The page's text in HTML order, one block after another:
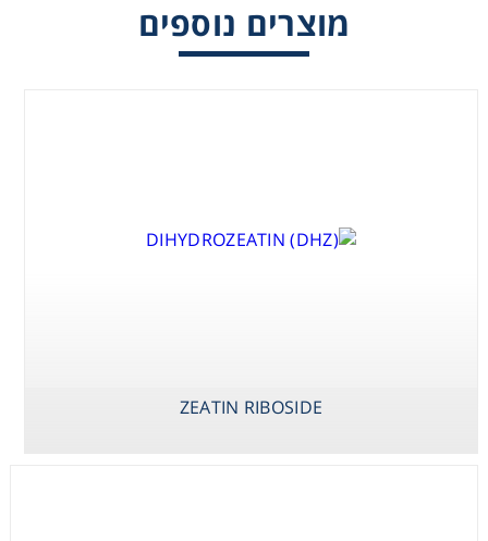
מוצרים נוספים
ZEATIN RIBOSIDE
Plasticware